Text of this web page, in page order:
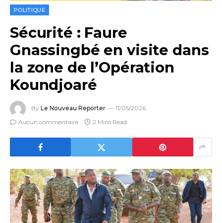
POLITIQUE
Sécurité : Faure
Gnassingbé en visite dans
la zone de l’Opération
Koundjoaré
By Le Nouveau Reporter
11/05/2026
Aucun commentaire
2 Mins Read